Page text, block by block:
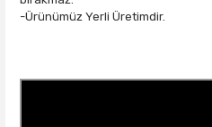
-Ürünümüz Yerli Üretimdir.